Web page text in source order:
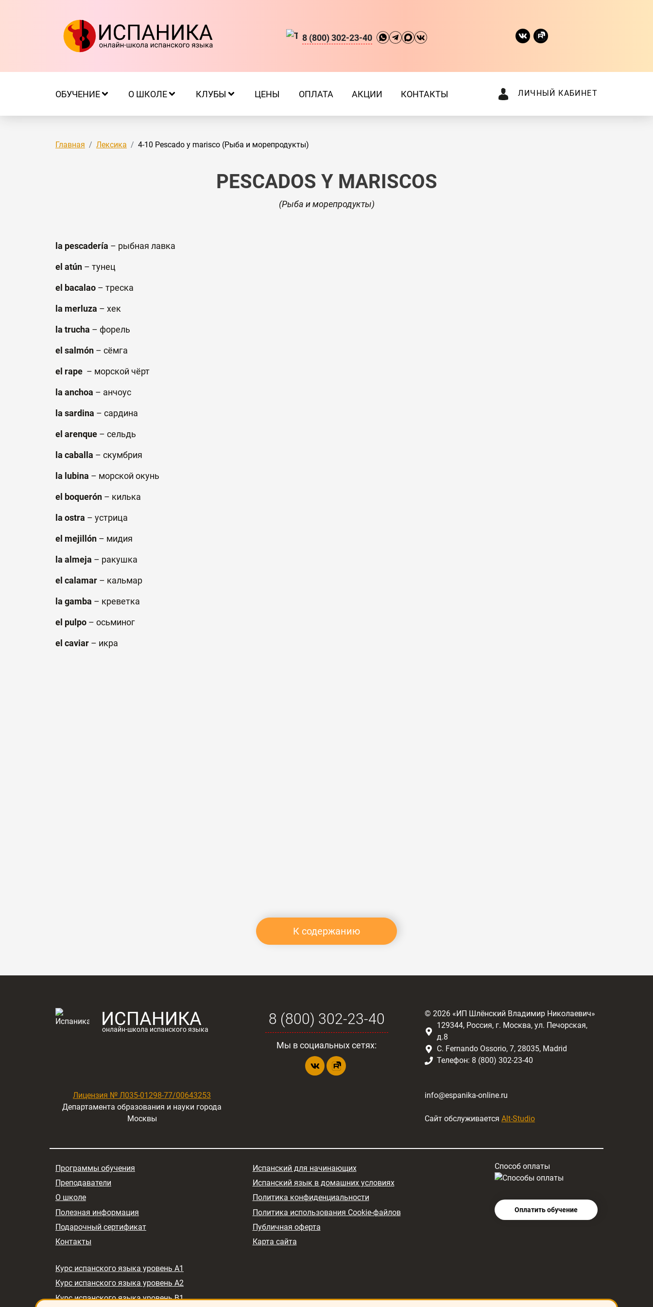
8 (800) 302-23-40
ОБУЧЕНИЕ О ШКОЛЕ КЛУБЫ ЦЕНЫ ОПЛАТА АКЦИИ КОНТАКТЫ ЛИЧНЫЙ КАБИНЕТ
Главная Лексика 4-10 Pescado y marisco (Рыба и морепродукты)
PESCADOS Y MARISCOS
(Рыба и морепродукты)
la pescadería – рыбная лавка
el atún – тунец
el bacalao – треска
la merluza – хек
la trucha – форель
el salmón – сёмга
el rape – морской чёрт
la anchoa – анчоус
la sardina – сардина
el arenque – сельдь
la caballa – скумбрия
la lubina – морской окунь
el boquerón – килька
la ostra – устрица
el mejillón – мидия
la almeja – ракушка
el calamar – кальмар
la gamba – креветка
el pulpo – осьминог
el caviar – икра
К содержанию
ИСПАНИКА
онлайн-школа испанского языка
Лицензия № Л035-01298-77/00643253
Департамента образования и науки города
Москвы
8 (800) 302-23-40
Мы в социальных сетях:
© 2026 «ИП Шлёнский Владимир Николаевич»
129344, Россия, г. Москва, ул. Печорская,
д.8
C. Fernando Ossorio, 7, 28035, Madrid
Телефон: 8 (800) 302-23-40
info@espanika-online.ru
Сайт обслуживается Alt-Studio
Программы обучения
Преподаватели
О школе
Полезная информация
Подарочный сертификат
Контакты
Испанский для начинающих
Испанский язык в домашних условиях
Политика конфиденциальности
Политика использования Cookie-файлов
Публичная оферта
Карта сайта
Способ оплаты
Оплатить обучение
Курс испанского языка уровень A1
Курс испанского языка уровень A2
Курс испанского языка уровень B1